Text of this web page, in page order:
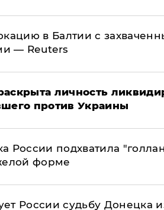
в Балтии с
— Reuters
личность
против Украины
России подхватила
форме
России судьбу Донецка